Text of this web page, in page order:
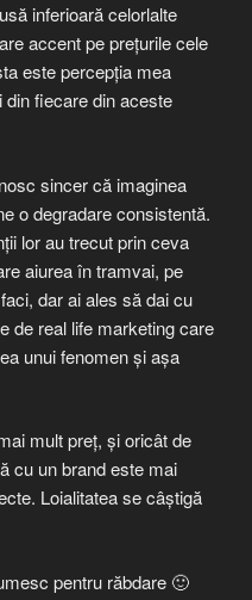
inferioară celorlalte
accent pe prețurile cele
este percepția mea
fiecare din aceste
sincer că imaginea
o degradare consistentă.
lor au trecut prin ceva
aiurea în tramvai, pe
dar ai ales să dai cu
de real life marketing care
unui fenomen și așa
mult preț, și oricât de
cu un brand este mai
Loialitatea se câștigă
pentru răbdare 🙂